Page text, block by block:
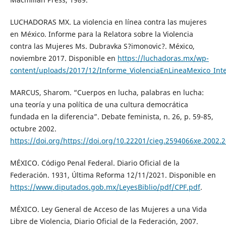
LUCHADORAS MX. La violencia en línea contra las mujeres
en México. Informe para la Relatora sobre la Violencia
contra las Mujeres Ms. Dubravka S?imonovic?. México,
noviembre 2017. Disponible en https://luchadoras.mx/wp-
content/uploads/2017/12/
MARCUS, Sharom. “Cuerpos en lucha, palabras en lucha:
una teoría y una política de una cultura democrática
fundada en la diferencia”. Debate feminista, n. 26, p. 59-85,
octubre 2002.
https://doi.org/https://doi.org/10.22201/
MÉXICO. Código Penal Federal. Diario Oficial de la
Federación. 1931, Última Reforma 12/11/2021. Disponible en
https://www.diputados.gob.mx/LeyesBiblio/pdf/CPF.pdf.
MÉXICO. Ley General de Acceso de las Mujeres a una Vida
Libre de Violencia, Diario Oficial de la Federación, 2007.